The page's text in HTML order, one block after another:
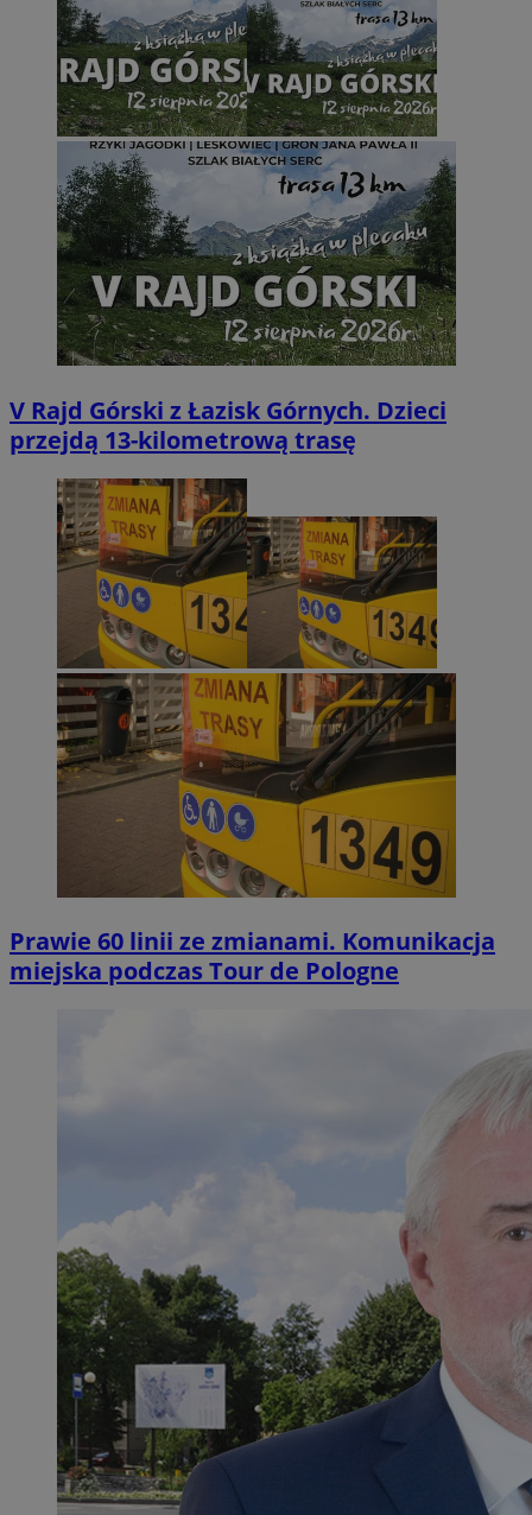
V Rajd Górski z Łazisk Górnych. Dzieci
przejdą 13-kilometrową trasę
Prawie 60 linii ze zmianami. Komunikacja
miejska podczas Tour de Pologne